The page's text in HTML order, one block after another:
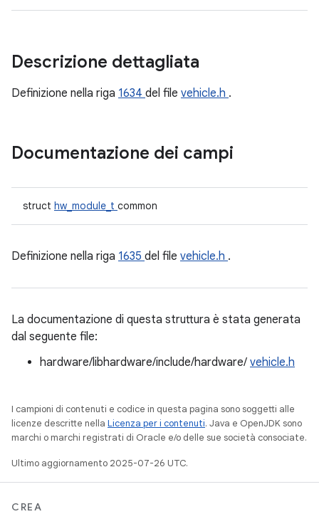
Descrizione dettagliata
Definizione nella riga 1634 del file vehicle.h .
Documentazione dei campi
struct hw_module_t common
Definizione nella riga 1635 del file vehicle.h .
La documentazione di questa struttura è stata generata
dal seguente file:
hardware/libhardware/include/hardware/ vehicle.h
I campioni di contenuti e codice in questa pagina sono soggetti alle
licenze descritte nella Licenza per i contenuti. Java e OpenJDK sono
marchi o marchi registrati di Oracle e/o delle sue società consociate.
Ultimo aggiornamento 2025-07-26 UTC.
CREA